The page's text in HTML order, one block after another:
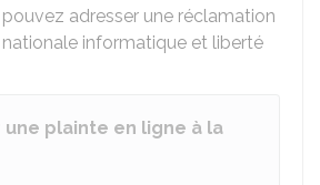
adresser une réclamation
informatique et liberté
plainte en ligne à la